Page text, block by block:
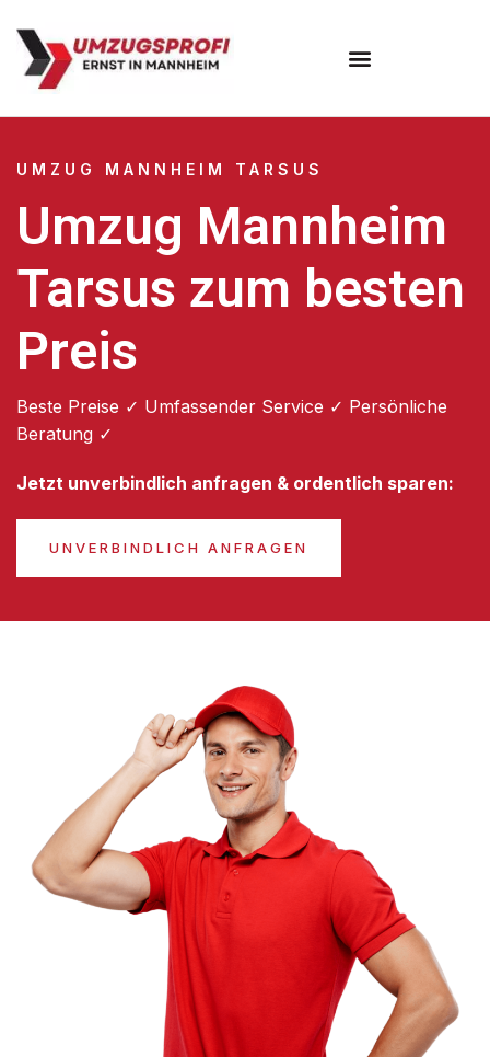
UMZUG MANNHEIM TARSUS
Umzug Mannheim
Tarsus zum besten
Preis
Beste Preise ✓ Umfassender Service ✓ Persönliche
Beratung ✓
Jetzt unverbindlich anfragen & ordentlich sparen:
UNVERBINDLICH ANFRAGEN